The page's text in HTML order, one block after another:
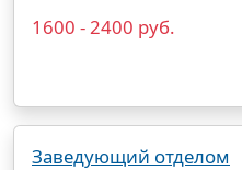
1600 - 2400 руб.
Заведующий отделом